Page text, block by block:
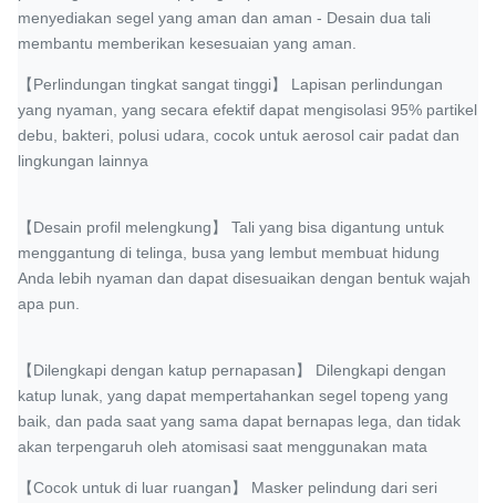
menyediakan segel yang aman dan aman - Desain dua tali
membantu memberikan kesesuaian yang aman.
【Perlindungan tingkat sangat tinggi】 Lapisan perlindungan
yang nyaman, yang secara efektif dapat mengisolasi 95% partikel
debu, bakteri, polusi udara, cocok untuk aerosol cair padat dan
lingkungan lainnya
【Desain profil melengkung】 Tali yang bisa digantung untuk
menggantung di telinga, busa yang lembut membuat hidung
Anda lebih nyaman dan dapat disesuaikan dengan bentuk wajah
apa pun.
【Dilengkapi dengan katup pernapasan】 Dilengkapi dengan
katup lunak, yang dapat mempertahankan segel topeng yang
baik, dan pada saat yang sama dapat bernapas lega, dan tidak
akan terpengaruh oleh atomisasi saat menggunakan mata
【Cocok untuk di luar ruangan】 Masker pelindung dari seri